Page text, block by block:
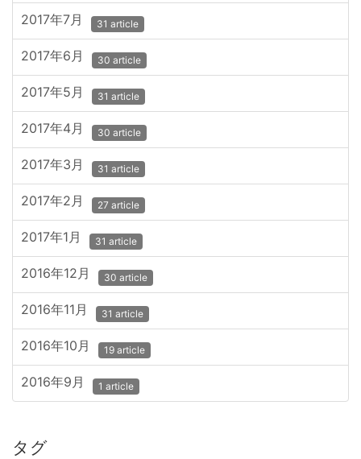
2017年7月 31 article
2017年6月 30 article
2017年5月 31 article
2017年4月 30 article
2017年3月 31 article
2017年2月 27 article
2017年1月 31 article
2016年12月 30 article
2016年11月 31 article
2016年10月 19 article
2016年9月 1 article
タグ